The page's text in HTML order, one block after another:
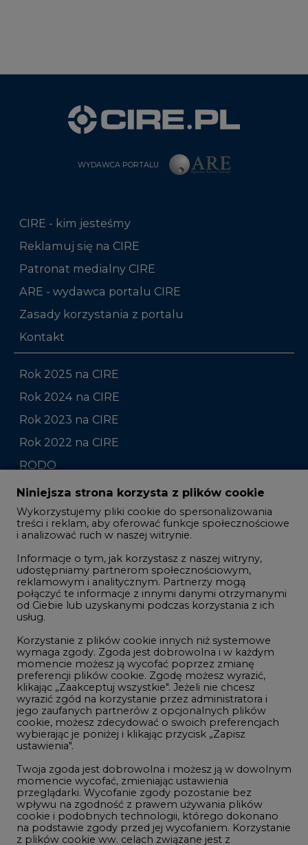
WYDAWCA PORTALU
CIRE - kim jesteśmy
Rok 2025 na CIRE
Rok 2024 na CIRE
Zmiany kadrowe na rynku
Studio CIRE
Rozmowy o energetyce
Gospodarka
Geopolityka
LTE450
Innowacje i AI
Telekomunikacja i IT
Handel emisjami CO2
Wodór
Górnictwo
Atom
Fotowoltaika
Offshore wind
Niniejsza strona korzysta z plików cookie
Wykorzystujemy pliki cookie do spersonalizowania
treści i reklam, aby oferować funkcje społecznościowe
i analizować ruch w naszej witrynie.
Informacje o tym, jak korzystasz z naszej witryny,
udostępniamy partnerom społecznościowym,
reklamowym i analitycznym. Partnerzy mogą
połączyć te informacje z innymi danymi otrzymanymi
od Ciebie lub uzyskanymi podczas korzystania z ich
usług.
Korzystanie z plików cookie innych niż systemowe
wymaga zgody. Zgoda jest dobrowolna i w każdym
momencie możesz ją wycofać poprzez zmianę
preferencji plików cookie. Zgodę możesz wyrazić,
klikając „Zaakceptuj wszystkie". Jeżeli nie chcesz
wyrazić zgód na korzystanie przez administratora i
jego zaufanych partnerów z opcjonalnych plików
cookie, możesz zdecydować o swoich preferencjach
wybierając je poniżej i klikając przycisk „Zapisz
ustawienia".
Twoja zgoda jest dobrowolna i możesz ją w dowolnym
momencie wycofać, zmieniając ustawienia
przeglądarki. Wycofanie zgody pozostanie bez
wpływu na zgodność z prawem używania plików
cookie i podobnych technologii, którego dokonano
na podstawie zgody przed jej wycofaniem. Korzystanie
z plików cookie ww. celach związane jest z